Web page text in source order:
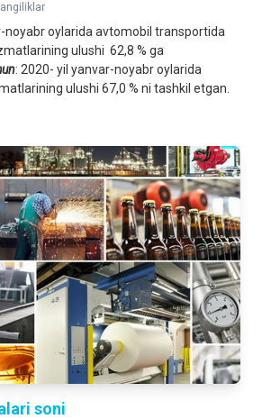
noyabr oylarida avtomobil transportida
ulushi 62,8 % ga
: 2020- yil yanvar-noyabr oylarida
ulushi 67,0 % ni tashkil etgan.
soni